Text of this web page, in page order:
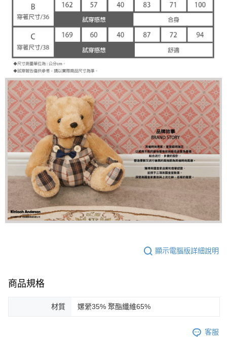
顯示電腦版詳細說明
商品規格
材質 嫘縈35% 聚酯纖維65%
客服